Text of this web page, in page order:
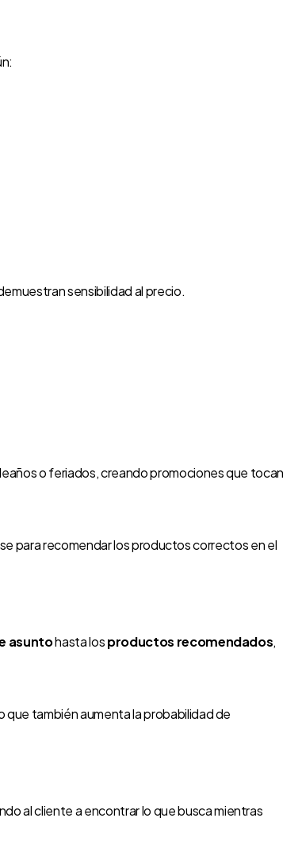
sensibilidad al precio.
o feriados, creando promociones que tocan
para recomendar los productos correctos en el
asuntohasta losproductos recomendados,
que también aumenta la probabilidad de
al cliente a encontrar lo que busca mientras